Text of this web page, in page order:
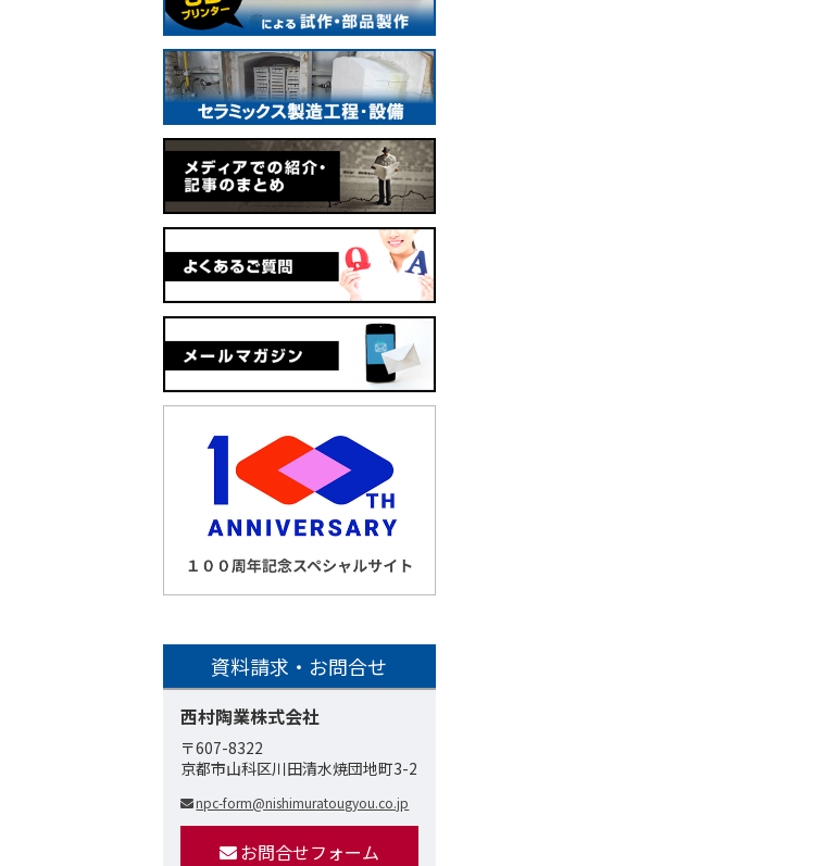
資料請求・お問合せ
西村陶業株式会社
〒607-8322
京都市山科区川田清水焼団地町3-2
npc-form@nishimuratougyou.co.jp
お問合せフォーム